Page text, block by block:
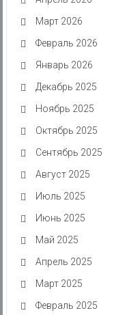
Март 2026
Февраль 2026
Январь 2026
Декабрь 2025
Ноябрь 2025
Октябрь 2025
Сентябрь 2025
Август 2025
Июль 2025
Июнь 2025
Май 2025
Апрель 2025
Март 2025
Февраль 2025